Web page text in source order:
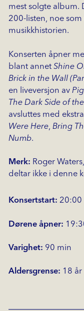
mest solgte album.
200-listen, noe
musikkhistorien.
Konserten åpner
blant annet Shine
Brick in the Wall
en liveversjon av
The Dark Side of
avsluttes med
Were Here, Bring
Numb.
Merk: Roger
deltar ikke i denne
Konsertstart: 20:00
Dørene åpner:
Varighet: 90 min
Aldersgrense: 18 år